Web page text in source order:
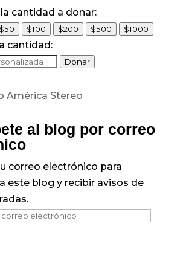
cantidad a donar:
$50 $100 $200 $500 $1000
cantidad:
Donar
al blog por correo
correo electrónico para
este blog y recibir avisos de